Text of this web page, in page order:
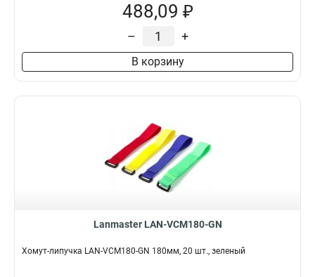
488,09 ₽
– +
В корзину
Lanmaster LAN-VCM180-GN
Хомут-липучка LAN-VCM180-GN 180мм, 20 шт., зеленый